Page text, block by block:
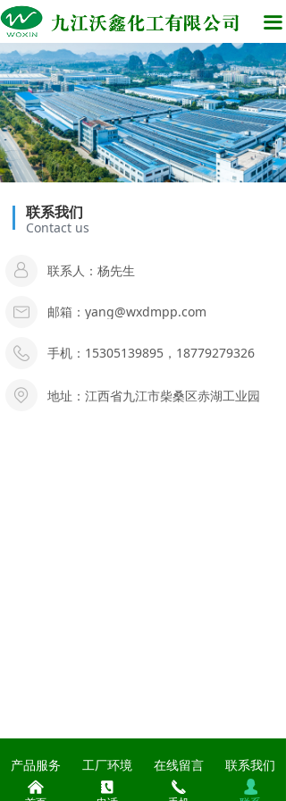
끀
网站首页
关于我们
产品服务
工厂环境
新闻中心
在线留言
联系我们
联系我们
Contact us
联系人：杨先生
邮箱：yang@wxdmpp.com
手机：15305139895，18779279326
地址：江西省九江市柴桑区赤湖工业园
产品服务 工厂环境 在线留言 联系我们
낀 끐 끅 넙